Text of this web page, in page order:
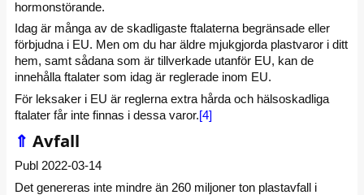
hormonstörande.
Idag är många av de skadligaste ftalaterna begränsade eller
förbjudna i EU. Men om du har äldre mjukgjorda plastvaror i ditt
hem, samt sådana som är tillverkade utanför EU, kan de
innehålla ftalater som idag är reglerade inom EU.
För leksaker i EU är reglerna extra hårda och hälsoskadliga
ftalater får inte finnas i dessa varor.[4]
⇑ Avfall
Publ 2022-03-14
Det genereras inte mindre än 260 miljoner ton plastavfall i